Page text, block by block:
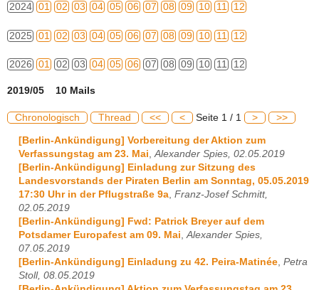
2024 01 02 03 04 05 06 07 08 09 10 11 12
2025 01 02 03 04 05 06 07 08 09 10 11 12
2026 01 02 03 04 05 06 07 08 09 10 11 12
2019/05 10 Mails
Chronologisch Thread << < Seite 1 / 1 > >>
[Berlin-Ankündigung] Vorbereitung der Aktion zum
Verfassungstag am 23. Mai,Alexander Spies, 02.05.2019
[Berlin-Ankündigung] Einladung zur Sitzung des
Landesvorstands der Piraten Berlin am Sonntag, 05.05.2019
17:30 Uhr in der Pflugstraße 9a, Franz-Josef Schmitt,
02.05.2019
[Berlin-Ankündigung] Fwd: Patrick Breyer auf dem
Potsdamer Europafest am 09. Mai,Alexander Spies,
07.05.2019
[Berlin-Ankündigung] Einladung zu 42. Peira-Matinée, Petra
Stoll, 08.05.2019